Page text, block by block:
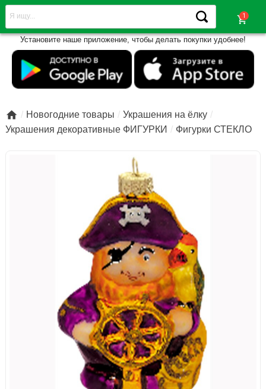
shopping_cart
Установите наше приложение, чтобы делать покупки удобнее!
 Новогодние товары
Украшения на ёлку
Украшения декоративные ФИГУРКИ
Фигурки СТЕКЛО